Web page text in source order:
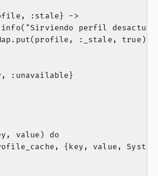
:stale} ->
perfil
:_stale, true)}
:unavailable}
value) do
{key, value,